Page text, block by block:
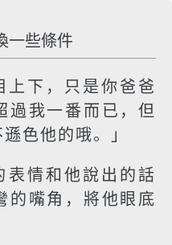
一些條件
上下，只是你爸爸
過我一番而已，但
色他的哦。」
表情和他說出的話
的嘴角，將他眼底